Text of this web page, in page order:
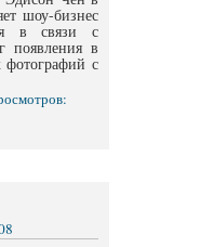
шоу-бизнес
в связи с
появления в
фотографий с